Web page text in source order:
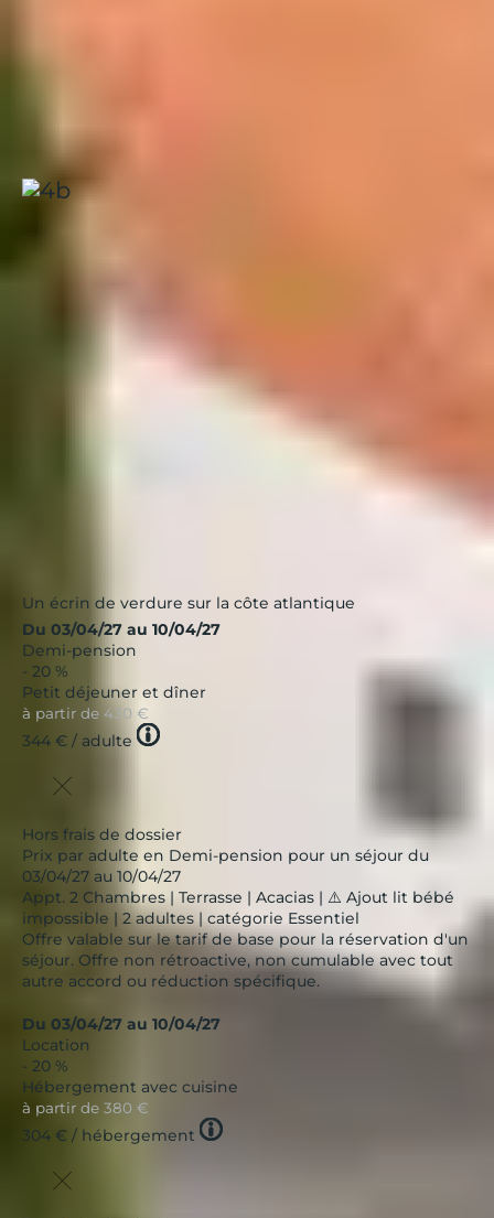
Un écrin de verdure sur la côte atlantique
Du 03/04/27 au 10/04/27
Demi-pension
- 20 %
Petit déjeuner et dîner
à partir de 430 €
344 € / adulte Tooltip
icon
Hors frais de dossier
Prix par adulte en Demi-pension pour un séjour du
03/04/27 au 10/04/27
Appt. 2 Chambres | Terrasse | Acacias | ⚠️ Ajout lit bébé
impossible | 2 adultes | catégorie Essentiel
Offre valable sur le tarif de base pour la réservation d'un
séjour. Offre non rétroactive, non cumulable avec tout
autre accord ou réduction spécifique.
Du 03/04/27 au 10/04/27
Location
- 20 %
Hébergement avec cuisine
à partir de 380 €
304 € / hébergement Tooltip
icon